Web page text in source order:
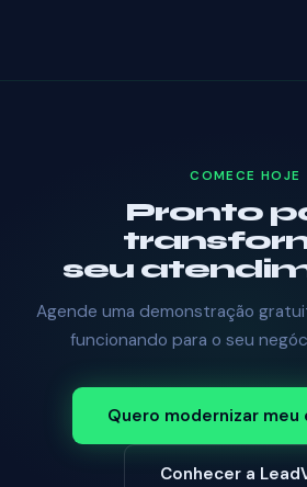
COMECE HOJE
Pronto
seu
Agende uma demonstração
funcionando para o seu
Quero modernizar
Conhecer a